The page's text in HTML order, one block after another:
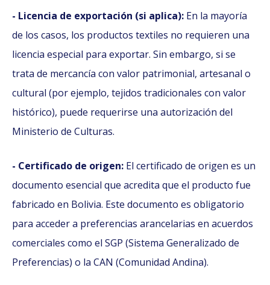
- Licencia de exportación (si aplica): En la mayoría
de los casos, los productos textiles no requieren una
licencia especial para exportar. Sin embargo, si se
trata de mercancía con valor patrimonial, artesanal o
cultural (por ejemplo, tejidos tradicionales con valor
histórico), puede requerirse una autorización del
Ministerio de Culturas.
- Certificado de origen: El certificado de origen es un
documento esencial que acredita que el producto fue
fabricado en Bolivia. Este documento es obligatorio
para acceder a preferencias arancelarias en acuerdos
comerciales como el SGP (Sistema Generalizado de
Preferencias) o la CAN (Comunidad Andina).